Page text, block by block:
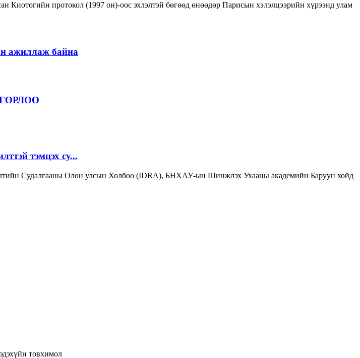
протокол (1997 он)-оос эхлэлтэй бөгөөд өнөөдөр Парисын хэлэлцээрийн хүрээнд улам
ажиллаж байна
тэмцэх су...
Судалгааны Олон улсын Холбоо (IDRA), БНХАУ-ын Шинжлэх Ухааны академийн Баруун хойд
товхимол